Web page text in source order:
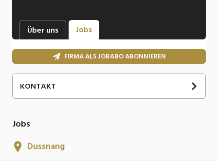
Über uns Jobs
FIRMA ALS JOBABO ABONNIEREN
KONTAKT
Jobs
Dussnang